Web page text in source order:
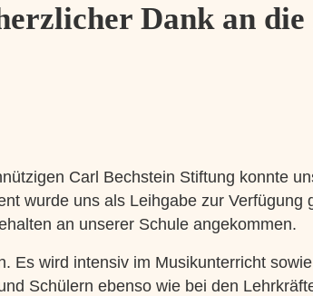
Dank an
Carl Bechstein Stiftung konnte
wurde uns als Leihgabe zur Verfügung
an unserer Schule angekommen.
Es wird intensiv im Musikunterricht
Schülern ebenso wie bei den